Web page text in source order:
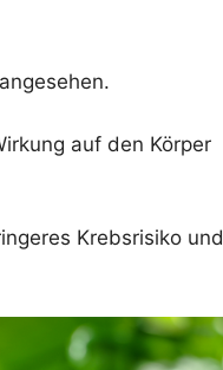
auf den Körper
Krebsrisiko und